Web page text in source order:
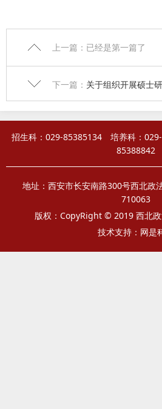
上一篇：已经是第一篇了
下一篇： 关于组织开展硕士研究生课
招生科：029-85385134 培养科：
85388842
地址：西安市长安南路300号西北政
710063
版权：CopyRight © 2019 西北
技术支持： 网是